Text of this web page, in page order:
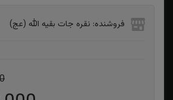
فروشنده: نقره جات بقیه الله (عج)